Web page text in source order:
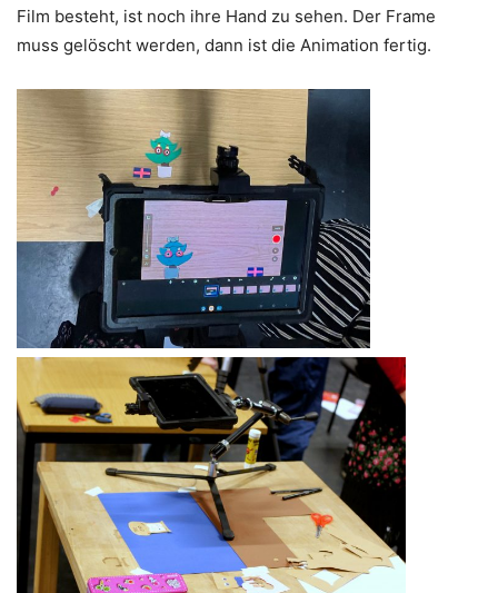
Film besteht, ist noch ihre Hand zu sehen. Der Frame
muss gelöscht werden, dann ist die Animation fertig.